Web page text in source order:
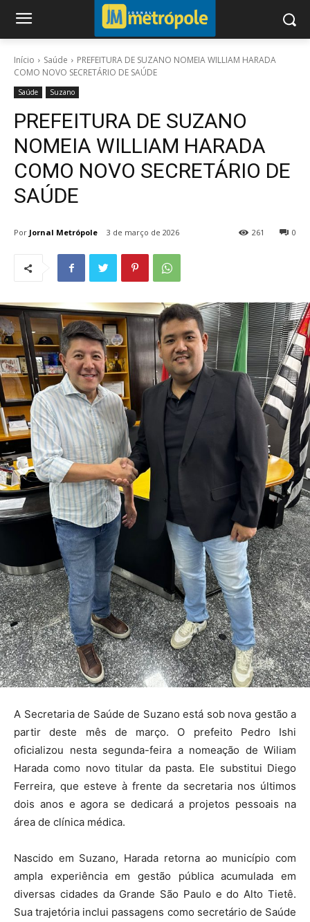
Início Saúde
PREFEITURA DE SUZANO NOMEIA WILLIAM HARADA
COMO NOVO SECRETÁRIO DE SAÚDE
Saúde Suzano
PREFEITURA DE SUZANO
NOMEIA WILLIAM HARADA
COMO NOVO SECRETÁRIO DE
SAÚDE
Por Jornal Metrópole 3 de março de 2026 0
261
A Secretaria de Saúde de Suzano está sob nova gestão a
partir deste mês de março. O prefeito Pedro Ishi
oficializou nesta segunda-feira a nomeação de Wiliam
Harada como novo titular da pasta. Ele substitui Diego
Ferreira, que esteve à frente da secretaria nos últimos
dois anos e agora se dedicará a projetos pessoais na
área de clínica médica.
Nascido em Suzano, Harada retorna ao município com
ampla experiência em gestão pública acumulada em
diversas cidades da Grande São Paulo e do Alto Tietê.
Sua trajetória inclui passagens como secretário de Saúde